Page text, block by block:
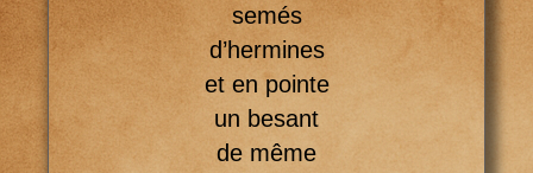
semés
d’hermines
et en pointe
un besant
de même